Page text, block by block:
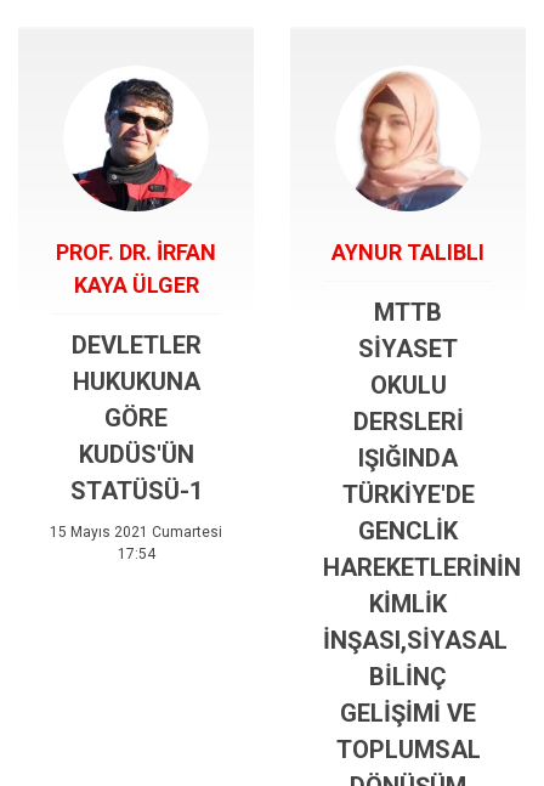
PROF. DR. İRFAN
KAYA ÜLGER
DEVLETLER
HUKUKUNA
GÖRE
KUDÜS'ÜN
STATÜSÜ-1
15 Mayıs 2021 Cumartesi
17:54
AYNUR TALIBLI
MTTB
SİYASET
OKULU
DERSLERİ
IŞIĞINDA
TÜRKİYE'DE
GENCLİK
HAREKETLERİNİN
KİMLİK
İNŞASI,SİYASAL
BİLİNÇ
GELİŞİMİ VE
TOPLUMSAL